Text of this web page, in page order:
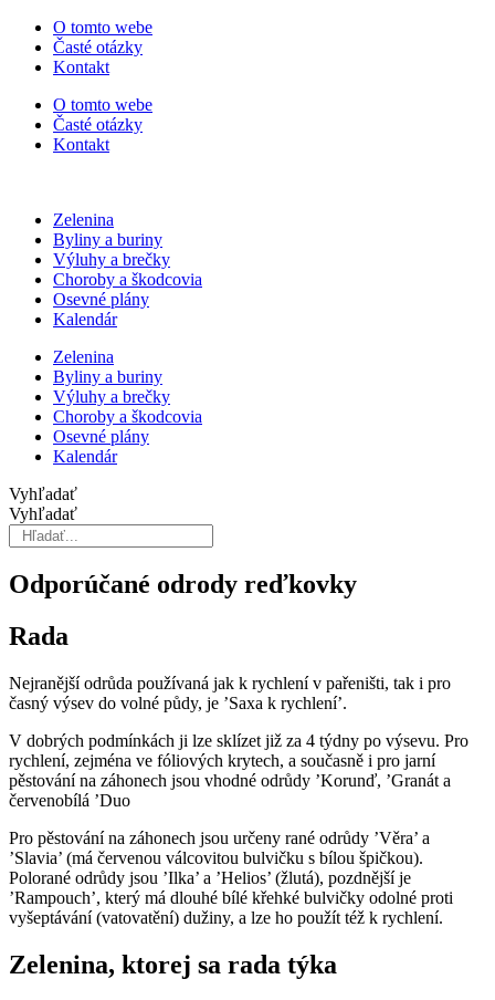
Preskočiť
obsah
O tomto webe
Časté otázky
Kontakt
O tomto webe
Časté otázky
Kontakt
Zelenina
Byliny a buriny
Výluhy a brečky
Choroby a škodcovia
Osevné plány
Kalendár
Zelenina
Byliny a buriny
Výluhy a brečky
Choroby a škodcovia
Osevné plány
Kalendár
Vyhľadať
Vyhľadať
Odporúčané odrody reďkovky
Rada
Nejranější odrůda používaná jak k rychlení v pařeništi, tak i pro
časný výsev do volné půdy, je ’Saxa k rychlení’.
V dobrých podmínkách ji lze sklízet již za 4 týdny po výsevu. Pro
rychlení, zejména ve fóliových krytech, a současně i pro jar­ní
pěstování na záhonech jsou vhodné odrůdy ’Korunď, ’Granát a
červenobílá ’Duo
Pro pěstování na záhonech jsou určeny rané odrůdy ’Věra’ a
’Slavia’ (má červe­nou válcovitou bulvičku s bílou špičkou).
Polorané odrůdy jsou ’Ilka’ a ’Helios’ (žlutá), pozdnější je
’Rampouch’, který má dlouhé bílé křehké bulvičky odolné proti
vyšeptávání (vatovatění) dužiny, a lze ho použít též k rychlení.
Zelenina, ktorej sa rada týka